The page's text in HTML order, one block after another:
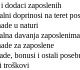
dodaci zaposlenih
doprinosi na teret
u naturi
davanja zaposlenima
za zaposlene
bonusi i ostali
troškovi